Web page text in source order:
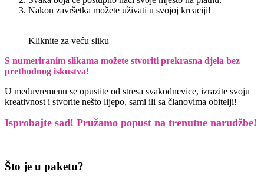
Nakon završetka možete uživati u svojoj kreaciji!
Kliknite za veću sliku
S numeriranim slikama možete stvoriti prekrasna djela bez
prethodnog iskustva!
U međuvremenu se opustite od stresa svakodnevice, izrazite svoju
kreativnost i stvorite nešto lijepo, sami ili sa članovima obitelji!
Isprobajte sad! Pružamo popust na trenutne narudžbe!
Što je u paketu?